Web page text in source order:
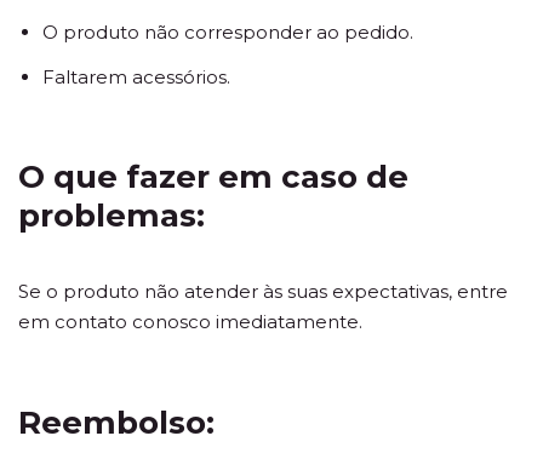
O produto não corresponder ao pedido.
Faltarem acessórios.
O que fazer em caso de
problemas:
Se o produto não atender às suas expectativas, entre
em contato conosco imediatamente.
Reembolso: